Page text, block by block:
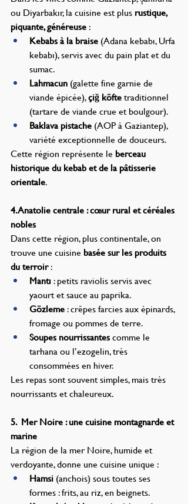
ou Diyarbakır, la cuisine est plus rustique,
piquante, généreuse :
Kebabs à la braise (Adana kebabı, Urfa
kebabı), servis avec du pain plat et du
sumac.
Lahmacun (galette fine garnie de
viande épicée), çiğ köfte traditionnel
(tartare de viande crue et boulgour).
Baklava pistache (AOP à Gaziantep),
variété exceptionnelle de douceurs.
Cette région représente le berceau
historique du kebab et de la pâtisserie
orientale.
4. Anatolie centrale : cœur rural et céréales
nobles
Dans cette région, plus continentale, on
trouve une cuisine basée sur les produits
du terroir :
Mantı : petits raviolis servis avec
yaourt et sauce au paprika.
Gözleme : crêpes farcies aux épinards,
fromage ou pommes de terre.
Soupes nourrissantes comme le
tarhana ou l’ezogelin, très
consommées en hiver.
Les repas sont souvent simples, mais très
nourrissants et chaleureux.
5.  Mer Noire : une cuisine montagnarde et
marine
La région de la mer Noire, humide et
verdoyante, donne une cuisine unique :
Hamsi (anchois) sous toutes ses
formes : frits, au riz, en beignets.